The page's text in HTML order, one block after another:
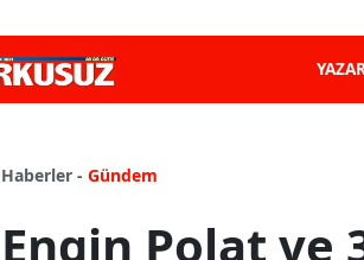
Haberler - Gündem
Engin Polat ve